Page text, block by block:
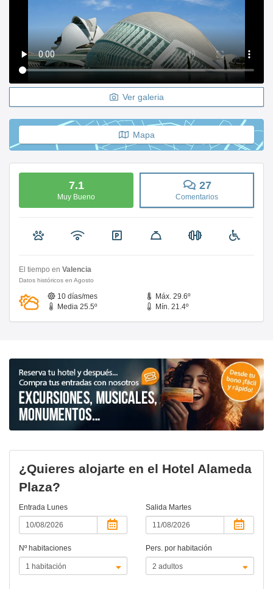
Ver galeria
Mapa
7.1
Muy Bueno
27
Comentarios
El tiempo en Valencia
Datos históricos en Agosto
10 días/mes
Máx. 29.6º
Media 25.5º
Mín. 21.4º
¿Quieres alojarte en el Hotel Alameda
Plaza?
Entrada Lunes Salida Martes
Nº habitaciones Pers. por habitación